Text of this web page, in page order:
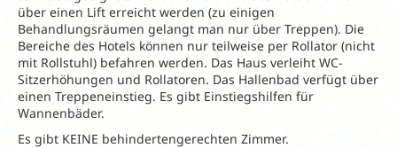
über einen Lift erreicht werden (zu einigen
Behandlungsräumen gelangt man nur über Treppen). Die
Bereiche des Hotels können nur teilweise per Rollator (nicht
mit Rollstuhl) befahren werden. Das Haus verleiht WC-
Sitzerhöhungen und Rollatoren. Das Hallenbad verfügt über
einen Treppeneinstieg. Es gibt Einstiegshilfen für
Wannenbäder.
Es gibt KEINE behindertengerechten Zimmer.